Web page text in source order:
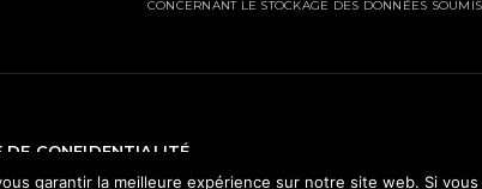
CONCERNANT LE STOCKAGE DES DONNÉES
DE CONFIDENTIALITÉ
garantir la meilleure expérience sur notre site web. Si